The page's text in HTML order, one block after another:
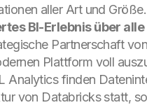
aller Art und Größe.
BI-Erlebnis über
Partnerschaft
Plattform voll
Analytics finden
von Databricks statt,